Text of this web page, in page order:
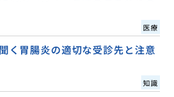
医療
く胃腸炎の適切な受診先と注意
知識